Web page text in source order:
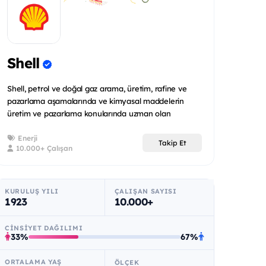
Shell
Shell, petrol ve doğal gaz arama, üretim, rafine ve
pazarlama aşamalarında ve kimyasal maddelerin
üretim ve pazarlama konularında uzman olan
Enerji
10.000+ Çalışan
Takip Et
KURULUŞ YILI
1923
ÇALIŞAN SAYISI
10.000+
CINSIYET DAĞILIMI
33% 67%
ORTALAMA YAŞ ÖLÇEK